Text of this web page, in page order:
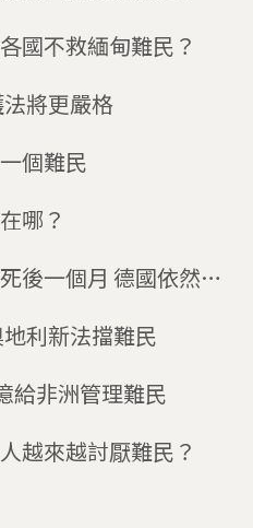
國不救緬甸難民？
將更嚴格
個難民
哪？
月 德國依然歡
利新法擋難民
給非洲管理難民
越來越討厭難民？